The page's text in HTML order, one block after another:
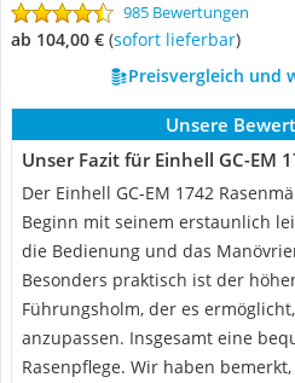
985 Bewertungen
ab 104,00 € ( Sofort lieferbar)
Preisvergleich und
Unsere
Unser Fazit für Einhell GC-EM
Der Einhell GC-EM 1742
Beginn mit seinem erstaunlich
die Bedienung und das
Besonders praktisch ist der
Führungsholm, der es
anzupassen. Insgesamt eine
Rasenpflege. Wir haben